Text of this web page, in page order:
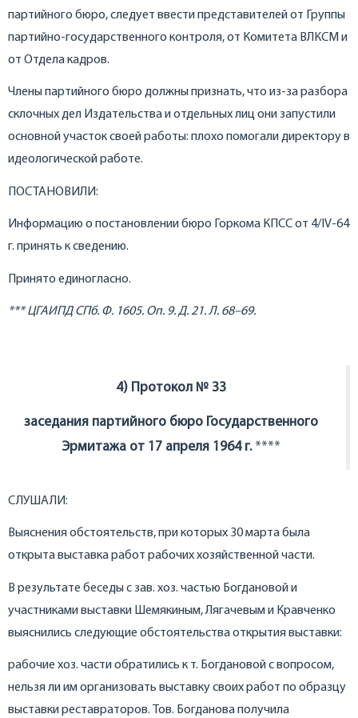
партийного бюро, следует ввести представителей от Группы
партийно-государственного контроля, от Комитета ВЛКСМ и
от Отдела кадров.
Члены партийного бюро должны признать, что из-за разбора
склочных дел Издательства и отдельных лиц они запустили
основной участок своей работы: плохо помогали директору в
идеологической работе.
ПОСТАНОВИЛИ:
Информацию о постановлении бюро Горкома КПСС от 4/IV-64
г. принять к сведению.
Принято единогласно.
*** ЦГАИПД СПб. Ф. 1605. Оп. 9. Д. 21. Л. 68–69.
4) Протокол № 33
заседания партийного бюро Государственного
Эрмитажа от 17 апреля 1964 г. ****
СЛУШАЛИ:
Выяснения обстоятельств, при которых 30 марта была
открыта выставка работ рабочих хозяйственной части.
В результате беседы с зав. хоз. частью Богдановой и
участниками выставки Шемякиным, Лягачевым и Кравченко
выяснились следующие обстоятельства открытия выставки:
рабочие хоз. части обратились к т. Богдановой с вопросом,
нельзя ли им организовать выставку своих работ по образцу
выставки реставраторов. Тов. Богданова получила